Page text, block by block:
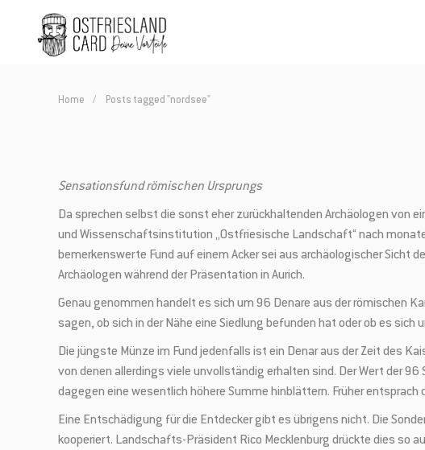
Home Posts tagged "nordsee"
Sensationsfund römischen Ursprungs
Da sprechen selbst die sonst eher zurückhaltenden Archäologen von
und Wissenschaftsinstitution „Ostfriesische Landschaft“ nach
bemerkenswerte Fund auf einem Acker sei aus archäologischer Sicht
Archäologen während der Präsentation in Aurich.
Genau genommen handelt es sich um 96 Denare aus der römischen
sagen, ob sich in der Nähe eine Siedlung befunden hat oder ob es
Die jüngste Münze im Fund jedenfalls ist ein Denar aus der Zeit des
von denen allerdings viele unvollständig erhalten sind. Der Wert der
dagegen eine wesentlich höhere Summe hinblättern. Früher
Eine Entschädigung für die Entdecker gibt es übrigens nicht. Die
kooperiert. Landschafts-Präsident Rico Mecklenburg drückte dies so